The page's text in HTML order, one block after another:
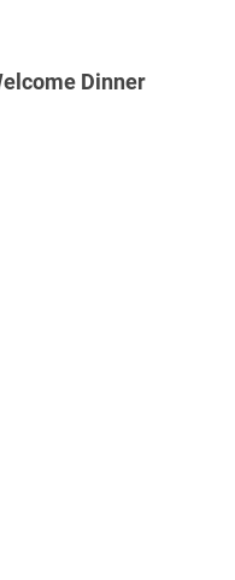
Dinner